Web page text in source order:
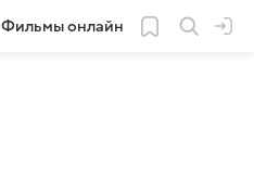
Фильмы онлайн